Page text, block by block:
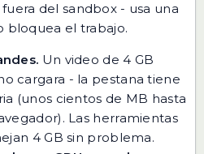
del sandbox - usa una
bloquea el trabajo.
Un video de 4 GB
cargara - la pestana tiene
(unos cientos de MB hasta
Las herramientas
4 GB sin problema.